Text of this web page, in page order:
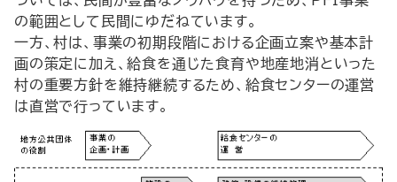
の範囲として民間にゆだねています。
一方、村は、事業の初期段階における企画立案や基本計
画の策定に加え、給食を通じた食育や地産地消といった
村の重要方針を維持継続するため、給食センターの運営
は直営で行っています。